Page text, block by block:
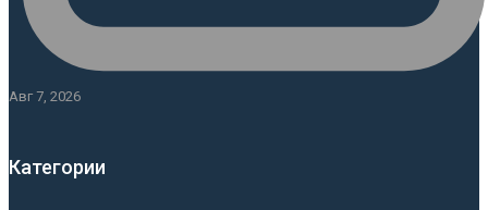
Авг 7, 2026
Категории